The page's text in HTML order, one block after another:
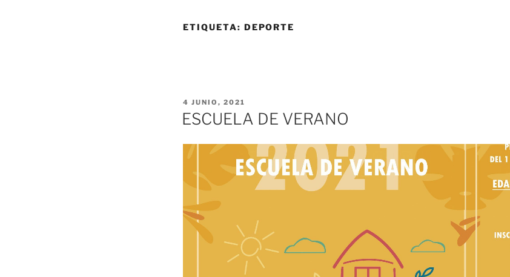
ETIQUETA: DEPORTE
PUBLICADO
EL
4 JUNIO, 2021
ESCUELA DE VERANO